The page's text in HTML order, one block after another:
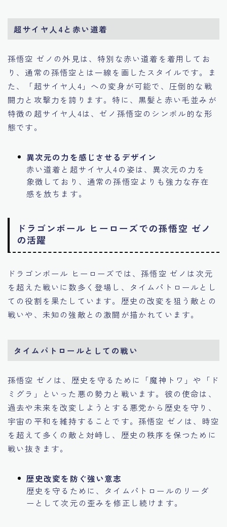
超サイヤ人4と赤い道着
孫悟空 ゼノの外見は、特別な赤い道着を着用してお
り、通常の孫悟空とは一線を画したスタイルです。ま
た、「超サイヤ人4」への変身が可能で、圧倒的な戦
闘力と攻撃力を誇ります。特に、黒髪と赤い毛並みが
特徴の超サイヤ人4は、ゼノ孫悟空のシンボル的な形
態です。
異次元の力を感じさせるデザイン
赤い道着と超サイヤ人4の姿は、異次元の力を
象徴しており、通常の孫悟空よりも強力な存在
感を放ちます。
ドラゴンボール ヒーローズでの孫悟空 ゼノ
の活躍
ドラゴンボール ヒーローズでは、孫悟空 ゼノは次元
を超えた戦いに数多く登場し、タイムパトロールとし
ての役割を果たしています。歴史の改変を狙う敵との
戦いや、未知の強敵との激闘が描かれています。
タイムパトロールとしての戦い
孫悟空 ゼノは、歴史を守るために「魔神トワ」や「ド
ミグラ」といった悪の勢力と戦います。彼の使命は、
過去や未来を改変しようとする悪党から歴史を守り、
宇宙の平和を維持することです。孫悟空 ゼノは、時空
を超えて多くの敵と対峙し、歴史の秩序を保つために
戦い抜きます。
歴史改変を防ぐ強い意志
歴史を守るために、タイムパトロールのリーダ
ーとして次元の歪みを修正し続けます。